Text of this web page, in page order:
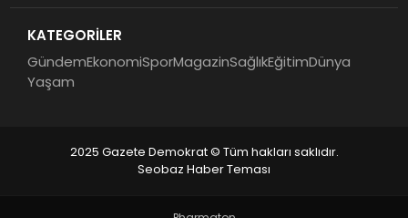
KATEGORİLER
GündemEkonomiSporMagazinSağlıkEğitimDünya
Yaşam
2025 Gazete Demokrat © Tüm hakları saklıdır.
Seobaz Haber Teması